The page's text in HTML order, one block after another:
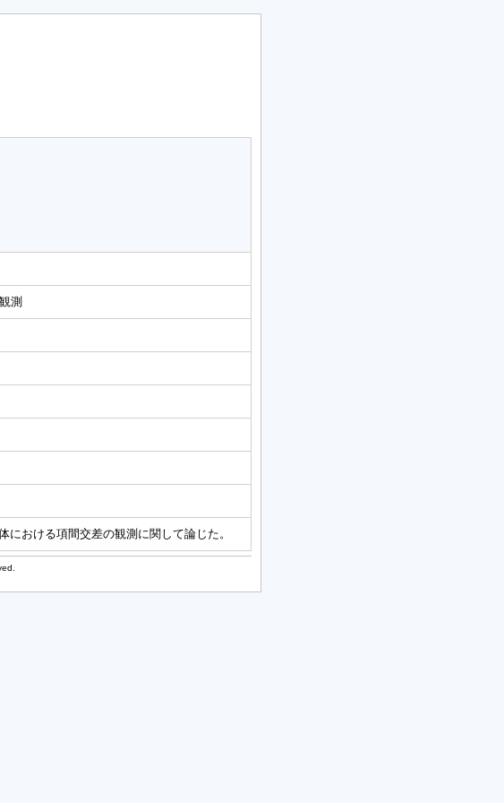
測
おける項間交差の観測に関して論じた。